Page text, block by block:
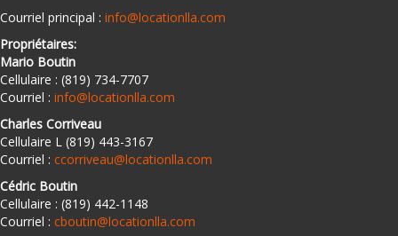
Courriel principal : info@locationlla.com
Propriétaires:
Mario Boutin
Cellulaire : (819) 734-7707
Courriel : info@locationlla.com
Charles Corriveau
Cellulaire L (819) 443-3167
Courriel : ccorriveau@locationlla.com
Cédric Boutin
Cellulaire : (819) 442-1148
Courriel : cboutin@locationlla.com